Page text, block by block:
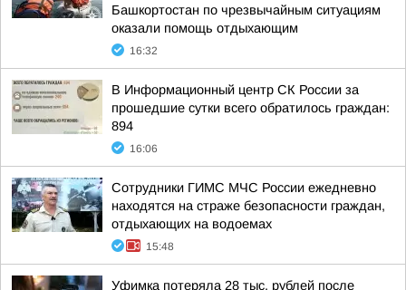
Башкортостан по чрезвычайным ситуациям
оказали помощь отдыхающим
16:32
В Информационный центр СК России за
прошедшие сутки всего обратилось граждан:
894
16:06
Сотрудники ГИМС МЧС России ежедневно
находятся на страже безопасности граждан,
отдыхающих на водоемах
15:48
Уфимка потеряла 28 тыс. рублей после